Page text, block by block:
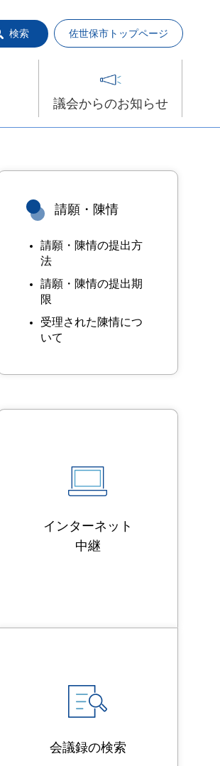
検索 佐世保市トップページ
議会からのお知らせ
請願・陳情
請願・陳情の提出方
法
請願・陳情の提出期
限
受理された陳情につ
いて
インターネット
中継
会議録の検索